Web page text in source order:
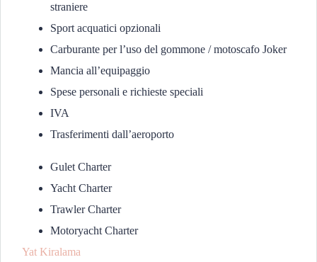
straniere
Sport acquatici opzionali
Carburante per l’uso del gommone / motoscafo Joker
Mancia all’equipaggio
Spese personali e richieste speciali
IVA
Trasferimenti dall’aeroporto
Gulet Charter
Yacht Charter
Trawler Charter
Motoryacht Charter
Yat Kiralama